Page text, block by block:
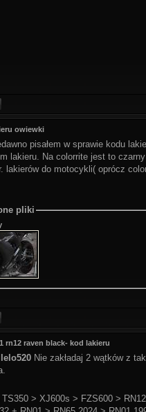
owiewki
pisałem w sprawie kodu
lakieru. Na colorrite jest to
lakierów do motocykli( oprócz
pliki
rn12 raven black- kod lakieru
Nie zakładaj 2 wątków z
TS350 > XJ600s > FZS600 >